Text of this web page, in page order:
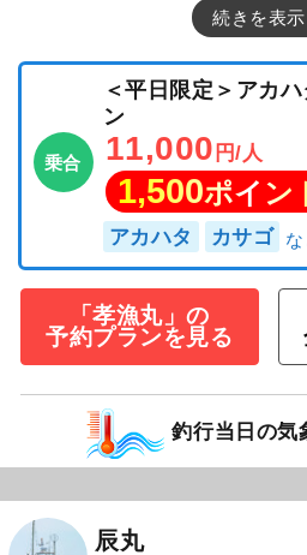
続きを表示
乗合
＜平日限定＞アカ
ン
11,000 円/人
1,500ポイン
アカハタ カサゴ
「孝漁丸」の
予約プランを見る
釣行当日の気
辰丸